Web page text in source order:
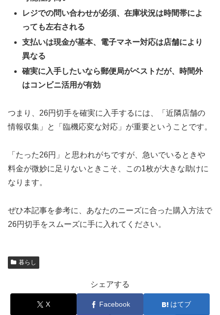
レジでの問い合わせが必須、在庫状況は時間帯によ
っても左右される
支払いは現金が基本、電子マネー対応は店舗により
異なる
確実に入手したいなら郵便局がベストだが、時間外
はコンビニ活用が有効
つまり、26円切手を確実に入手するには、「近隣店舗の
情報収集」と「臨機応変な対応」が重要ということです。
「たった26円」と思われがちですが、急いでいるときや
料金が微妙に足りないときこそ、この1枚が大きな助けに
なります。
ぜひ本記事を参考に、あなたのニーズに合った購入方法で
26円切手をスムーズに手に入れてください。
暮らし
シェアする
X Facebook はてブ